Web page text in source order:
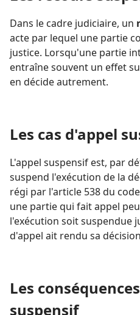
Dans le cadre judiciaire, un
acte par lequel une partie
justice. Lorsqu'une partie
entraîne souvent un effet
en décide autrement.
Les cas d'appel
L'appel suspensif est, par
suspend l'exécution de la
régi par l'article 538 du
une partie qui fait appel
l'exécution soit suspendue
d'appel ait rendu sa
Les
suspensif